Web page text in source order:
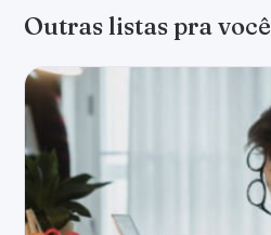
Outras listas pra você